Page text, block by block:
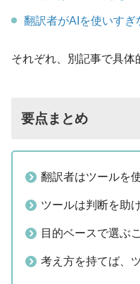
翻訳者がAIを使いすぎ
それぞれ、別記事で具体
要点まとめ
翻訳者はツールを
ツールは判断を助
目的ベースで選ぶ
考え方を持てば、